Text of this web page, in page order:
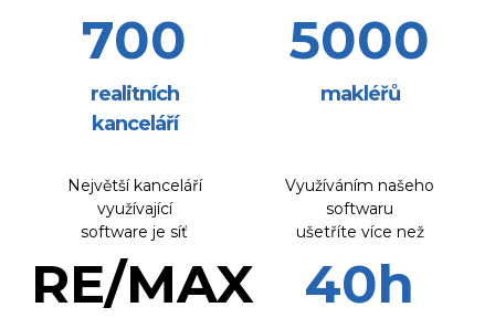
700
realitních
kanceláří
5000
makléřů
Největší kanceláří
využívající
software je síť
RE/MAX
Využíváním našeho
softwaru
ušetříte více než
40h